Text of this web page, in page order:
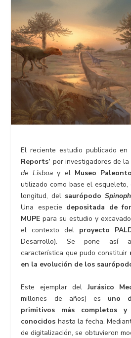
El reciente estudio publicado en
Reports’ por investigadores de la
de Lisboay el Museo
utilizado como base el
longitud, del saurópodo
Una especie depositada de
MUPE para su estudio y
el contexto del proyecto
Desarrollo). Se pone así
característica que pudo constituir
en la evolución de los
Este ejemplar delJurásico
millones de años) es uno
primitivos más completos y
conocidos hasta la fecha.
de digitalización, se obtuvieron